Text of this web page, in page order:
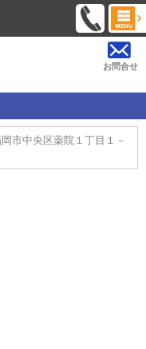
お問合せ
市中央区薬院１丁目１－